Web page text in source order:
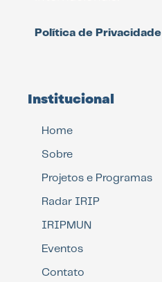
Política de Privacidade
Institucional
Home
Sobre
Projetos e Programas
Radar IRIP
IRIPMUN
Eventos
Contato